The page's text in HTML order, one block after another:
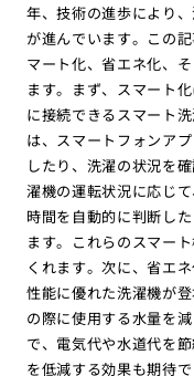
年、技術の進歩により
が進んでいます。この
マート化、省エネ化、
ます。まず、スマート
に接続できるスマート
は、スマートフォンア
したり、洗濯の状況を
濯機の運転状況に応じ
時間を自動的に判断し
ます。これらのスマー
くれます。次に、省エ
性能に優れた洗濯機が
の際に使用する水量を
で、電気代や水道代を
を低減する効果も期待